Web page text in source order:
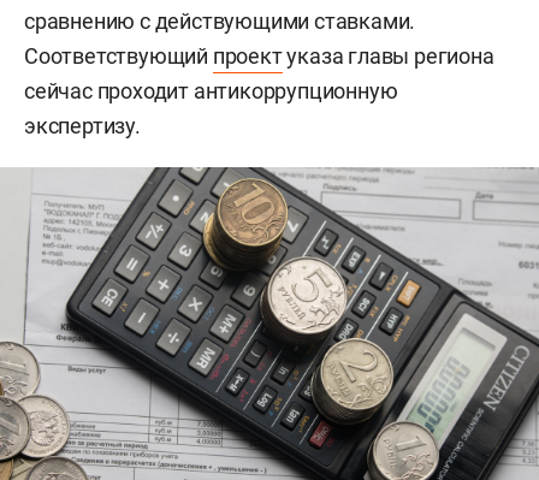
сравнению с действующими ставками.
Соответствующий проектуказа главы региона
сейчас проходит антикоррупционную
экспертизу.